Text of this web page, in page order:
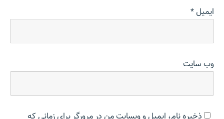
ایمیل*
وب‌ سایت
ذخیره نام، ایمیل و وبسایت من در مرورگر برای زمانی که